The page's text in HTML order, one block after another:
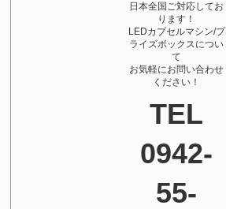
日本全国ご対応してお
ります！
LEDカプセルマシン/プ
ライズボックスについ
て
お気軽にお問い合わせ
ください！
TEL
0942-
55-